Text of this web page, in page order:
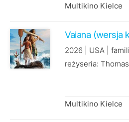
Multikino Kielce
Vaiana (wersja
2026 | USA |
reżyseria:
Multikino Kielce